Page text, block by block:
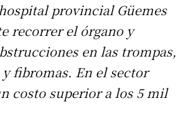
provincial Güemes
recorrer el órgano y
en las trompas,
fibromas. En el sector
costo superior a los 5 mil